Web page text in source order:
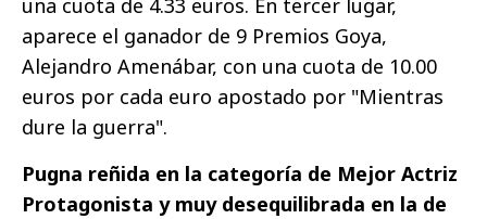
aparece el ganador de 9 Premios Goya,
Alejandro Amenábar, con una cuota de 10.00
euros por cada euro apostado por "Mientras
dure la guerra".
Pugna reñida en la categoría de Mejor Actriz
Protagonista y muy desequilibrada en la de